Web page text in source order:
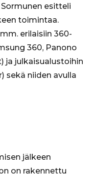
esitteli
toimintaa.
erilaisiin 360-
360, Panono
ja julkaisualustoihin
sekä niiden avulla
jälkeen
on rakennettu